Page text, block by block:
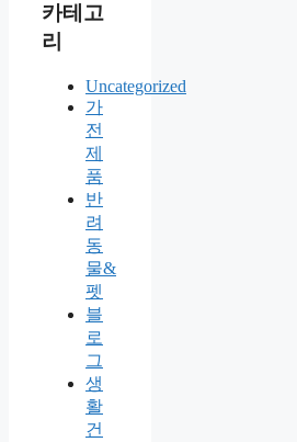
카테고
리
Uncategorized
가
전
제
품
반
려
동
물&
펫
블
로
그
생
활
건